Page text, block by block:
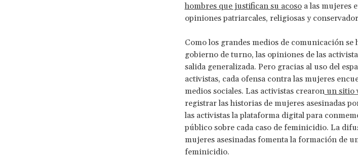
hombres que justifican su acosoa las mujeres
opiniones patriarcales, religiosas y
Como los grandes medios de comunicación
gobierno de turno, las opiniones de las
salida generalizada. Pero gracias al uso del
activistas, cada ofensa contra las mujeres
medios sociales. Las activistas crearonun sitio
registrar las historias de mujeres asesinadas
las activistas la plataforma digital para
público sobre cada caso de feminicidio. La
mujeres asesinadas fomenta la formación de
feminicidio.